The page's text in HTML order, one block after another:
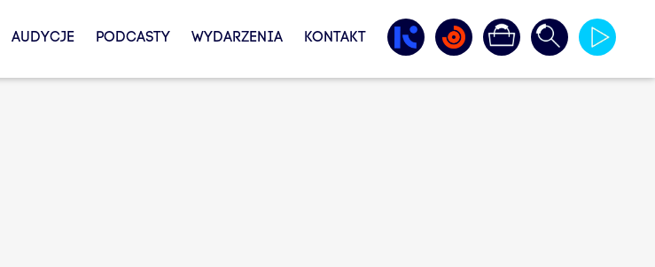
AUDYCJE PODCASTY WYDARZENIA KONTAKT